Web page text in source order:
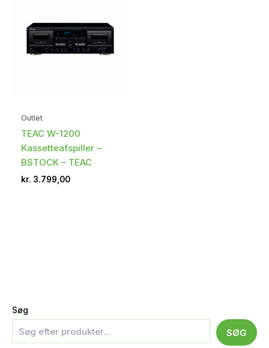
Søg
SØG
Outlet
TEAC W-1200
Kassetteafspiller –
BSTOCK – TEAC
kr. 3.799,00